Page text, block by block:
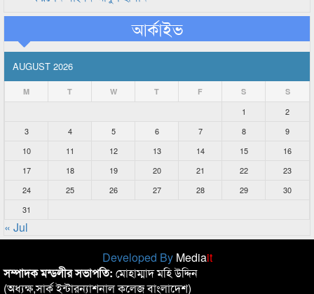
আর্কাইভ
AUGUST 2026
M T W T F S S
1
2
3
4 5 6 7 8
9
10
11 12 13 14 15
16
17
18 19 20 21 22
23
24
25 26 27 28 29
30
31
« Jul
Developed By Mediait
সম্পাদক মন্ডলীর সভাপতি: মোহাম্মাদ মহি উদ্দিন
(অধ্যক্ষ,সার্ক ইন্টারন্যাশনাল কলেজ বাংলাদেশ)